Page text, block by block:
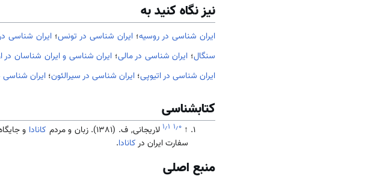
نیز نگاه کنید به
ایران شناسی در روسیه؛ایران شناسی در تونس؛ایران شناسی
سنگال؛ ایران شناسی در مالی؛ ایران شناسی و ایران شناسان در
ایران شناسی در اتیوپی؛ ایران شناسی در سیرالئون؛ ایران شناسی
کتابشناسی
↑۱٫۰ ۱٫۱ لاریجانی, ف. (1381). زبان و مردم کانادا و
سفارت ایران درکانادا.
منبع اصلی